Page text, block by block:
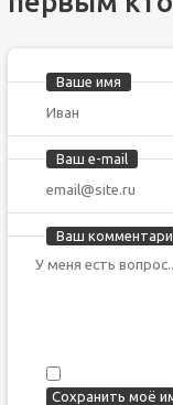
Ваше имя
Ваш e-mail
Ваш
Сохранить моё